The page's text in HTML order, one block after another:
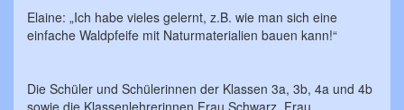
Elaine: „Ich habe vieles gelernt, z.B. wie man sich eine
einfache Waldpfeife mit Naturmaterialien bauen kann!“
Die Schüler und Schülerinnen der Klassen 3a, 3b, 4a und 4b
sowie die Klassenlehrerinnen Frau Schwarz, Frau